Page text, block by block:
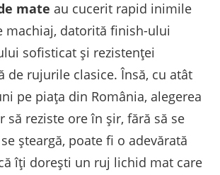
mate au cucerit rapid inimile
machiaj, datorită finish-ului
sofisticat și rezistenței
de rujurile clasice. Însă, cu atât
pe piața din România, alegerea
să reziste ore în șir, fără să se
șteargă, poate fi o adevărată
îți dorești un ruj lichid mat care